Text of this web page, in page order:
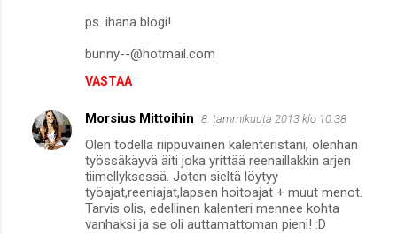
ps. ihana blogi!
bunny--@hotmail.com
VASTAA
Morsius Mittoihin 8. tammikuuta 2013 klo 10.38
Olen todella riippuvainen kalenteristani, olenhan
työssäkäyvä äiti joka yrittää reenaillakkin arjen
tiimellyksessä. Joten sieltä löytyy
työajat,reeniajat,lapsen hoitoajat + muut menot.
Tarvis olis, edellinen kalenteri mennee kohta
vanhaksi ja se oli auttamattoman pieni! :D